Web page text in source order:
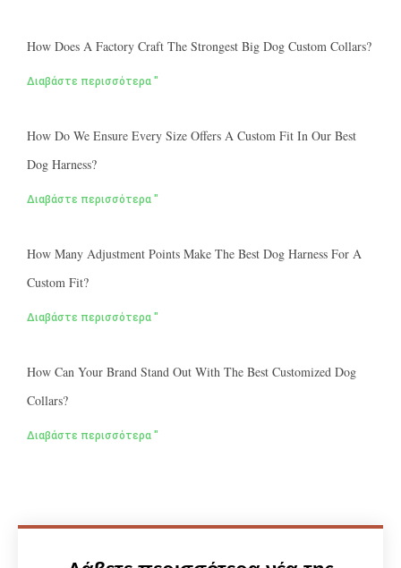
How Does A Factory Craft The Strongest Big Dog Custom Collars?
Διαβάστε περισσότερα "
How Do We Ensure Every Size Offers A Custom Fit In Our Best
Dog Harness?
Διαβάστε περισσότερα "
How Many Adjustment Points Make The Best Dog Harness For A
Custom Fit?
Διαβάστε περισσότερα "
How Can Your Brand Stand Out With The Best Customized Dog
Collars?
Διαβάστε περισσότερα "